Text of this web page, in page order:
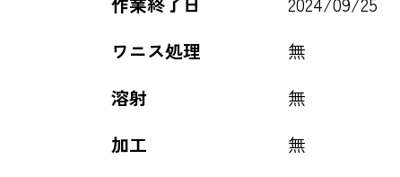
ワニス処理
無
溶射
無
加工
無